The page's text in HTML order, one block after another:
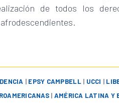
de todos los
| EPSY CAMPBELL| UCCI |
| AMÉRICA LATINA Y